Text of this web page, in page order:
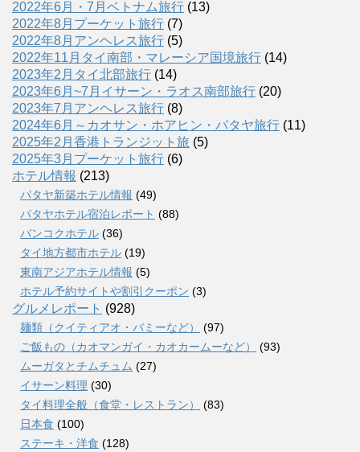
2022年6月・7月ベトナム旅行 (13)
2022年8月プーケット旅行 (7)
2022年8月アンヘレス旅行 (5)
2022年11月タイ南部・マレーシア国境旅行 (14)
2023年2月タイ北部旅行 (14)
2023年6月~7月イサーン・ラオス南部旅行 (20)
2023年7月アンヘレス旅行 (8)
2024年6月～カオサン・ホアヒン・パタヤ旅行 (11)
2025年2月香港トランジット旅 (5)
2025年3月プーケット旅行 (6)
ホテル情報 (213)
パタヤ新築ホテル情報 (49)
パタヤホテル宿泊レポート (88)
バンコクホテル (36)
タイ地方都市ホテル (19)
東南アジアホテル情報 (5)
ホテル予約サイトや割引クーポン (3)
グルメレポート (928)
麺類（クイティアオ・バミーなど）
(97)
ご飯もの（カオマンガイ・カオカームーなど）
(93)
ムーガタとチムチュム (27)
イサーン料理 (30)
タイ料理全般（食堂・レストラン）
(83)
日本食 (100)
ステーキ・洋食 (128)